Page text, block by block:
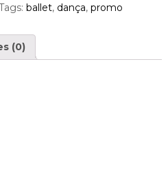
ballet, dança, promo
(0)